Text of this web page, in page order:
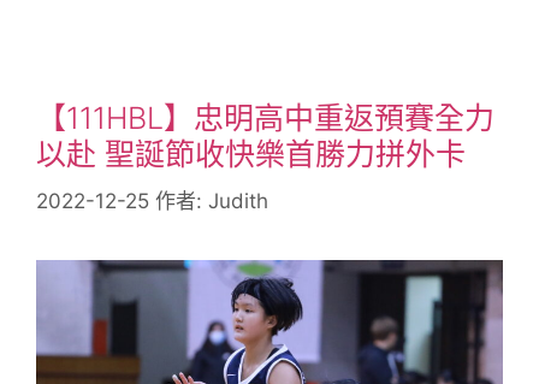
【111HBL】忠明高中重返預賽全力
以赴 聖誕節收快樂首勝力拼外卡
2022-12-25 作者: Judith